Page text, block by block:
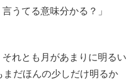
うてる意味分かる？」
れとも月があまりに明るい
だほんの少しだけ明るか